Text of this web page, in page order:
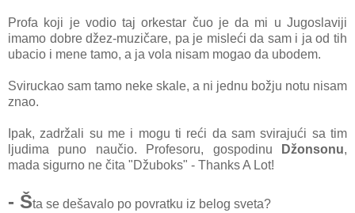
Profa koji je vodio taj orkestar čuo je da mi u Jugoslaviji
imamo dobre džez-muzičare, pa je misleći da sam i ja od tih
ubacio i mene tamo, a ja vola nisam mogao da ubodem.
Sviruckao sam tamo neke skale, a ni jednu božju notu nisam
znao.
Ipak, zadržali su me i mogu ti reći da sam svirajući sa tim
ljudima puno naučio. Profesoru, gospodinu
Džonsonu,
mada sigurno ne čita "Džuboks" - Thanks A Lot!
- Šta se dešavalo po povratku iz belog sveta?